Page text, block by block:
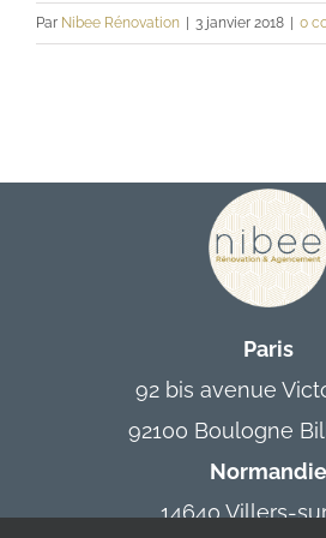
Contact
Par Nibee Rénovation | 3 janvier 2018 | 0
Paris
92 bis avenue
92100 Boulogne
Normandie
14640 Villers-